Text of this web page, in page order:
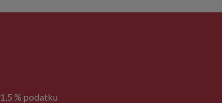
1,5 % podatku